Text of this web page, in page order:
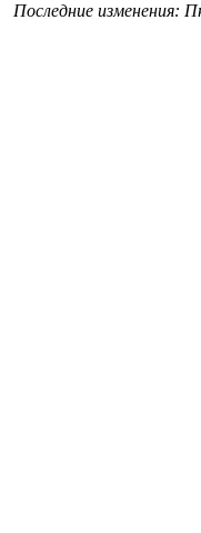
Последние изменения: